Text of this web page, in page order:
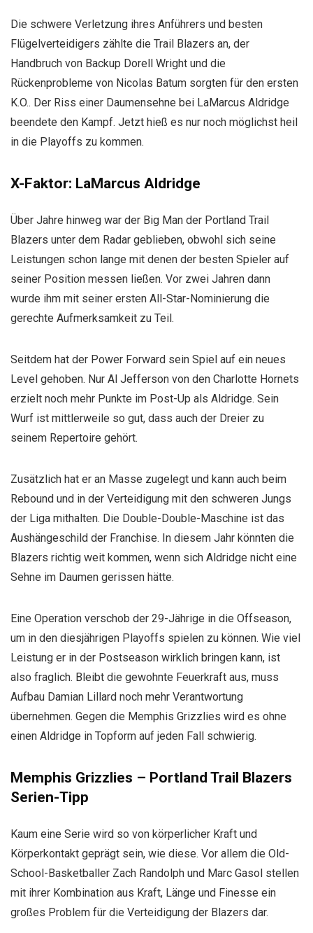
Die schwere Verletzung ihres Anführers und besten
Flügelverteidigers zählte die Trail Blazers an, der
Handbruch von Backup Dorell Wright und die
Rückenprobleme von Nicolas Batum sorgten für den ersten
K.O.. Der Riss einer Daumensehne bei LaMarcus Aldridge
beendete den Kampf. Jetzt hieß es nur noch möglichst heil
in die Playoffs zu kommen.
X-Faktor: LaMarcus Aldridge
Über Jahre hinweg war der Big Man der Portland Trail
Blazers unter dem Radar geblieben, obwohl sich seine
Leistungen schon lange mit denen der besten Spieler auf
seiner Position messen ließen. Vor zwei Jahren dann
wurde ihm mit seiner ersten All-Star-Nominierung die
gerechte Aufmerksamkeit zu Teil.
Seitdem hat der Power Forward sein Spiel auf ein neues
Level gehoben. Nur Al Jefferson von den Charlotte Hornets
erzielt noch mehr Punkte im Post-Up als Aldridge. Sein
Wurf ist mittlerweile so gut, dass auch der Dreier zu
seinem Repertoire gehört.
Zusätzlich hat er an Masse zugelegt und kann auch beim
Rebound und in der Verteidigung mit den schweren Jungs
der Liga mithalten. Die Double-Double-Maschine ist das
Aushängeschild der Franchise. In diesem Jahr könnten die
Blazers richtig weit kommen, wenn sich Aldridge nicht eine
Sehne im Daumen gerissen hätte.
Eine Operation verschob der 29-Jährige in die Offseason,
um in den diesjährigen Playoffs spielen zu können. Wie viel
Leistung er in der Postseason wirklich bringen kann, ist
also fraglich. Bleibt die gewohnte Feuerkraft aus, muss
Aufbau Damian Lillard noch mehr Verantwortung
übernehmen. Gegen die Memphis Grizzlies wird es ohne
einen Aldridge in Topform auf jeden Fall schwierig.
Memphis Grizzlies – Portland Trail Blazers
Serien-Tipp
Kaum eine Serie wird so von körperlicher Kraft und
Körperkontakt geprägt sein, wie diese. Vor allem die Old-
School-Basketballer Zach Randolph und Marc Gasol stellen
mit ihrer Kombination aus Kraft, Länge und Finesse ein
großes Problem für die Verteidigung der Blazers dar.